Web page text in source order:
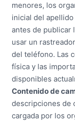
menores, los
inicial del
antes de publicar
usar un
del teléfono. Las
física y las
disponibles
Contenido de
descripciones de
cargada por los